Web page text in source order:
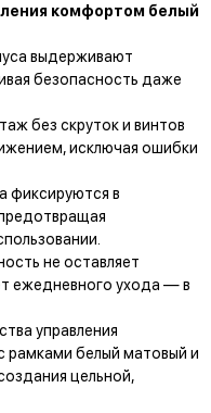
комфортом белый
выдерживают
безопасность даже
без скруток и винтов
исключая ошибки
фиксируются в
не оставляет
ежедневного ухода — в
управления
рамками белый матовый и
цельной,